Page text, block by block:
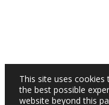
This site uses
the best possible
website beyond this